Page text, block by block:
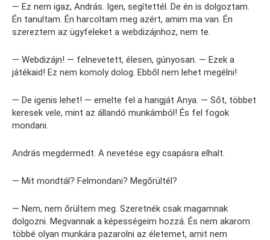
— Ez nem igaz, András. Igen, segítettél. De én is dolgoztam.
Én tanultam. Én harcoltam meg azért, amim ma van. Én
szereztem az ügyfeleket a webdizájnhoz, nem te.
— Webdizájn! — felnevetett, élesen, gúnyosan. — Ezek a
játékaid! Ez nem komoly dolog. Ebből nem lehet megélni!
— De igenis lehet! — emelte fel a hangját Anya. — Sőt, többet
keresek vele, mint az állandó munkámból! És fel fogok
mondani.
András megdermedt. A nevetése egy csapásra elhalt.
— Mit mondtál? Felmondani? Megőrültél?
— Nem, nem őrültem meg. Szeretnék csak magamnak
dolgozni. Megvannak a képességeim hozzá. És nem akarom
többé olyan munkára pazarolni az életemet, amit nem